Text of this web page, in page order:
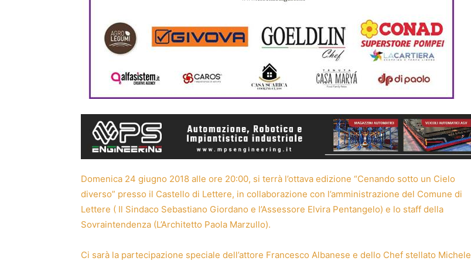
Domenica 24 giugno 2018 alle ore 20:00, si terrà l’ottava edizione “Cenando sotto un Cielo
diverso” presso il Castello di Lettere, in collaborazione con l’amministrazione del Comune di
Lettere ( Il Sindaco Sebastiano Giordano e l’Assessore Elvira Pentangelo) e lo staff della
Sovraintendenza (L’Architetto Paola Marzullo).
Ci sarà la partecipazione speciale dell’attore Francesco Albanese e dello Chef stellato Michele